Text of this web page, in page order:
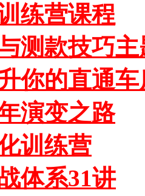
练营课程
测款技巧主
你的直通
演变之路
训练营
体系31讲